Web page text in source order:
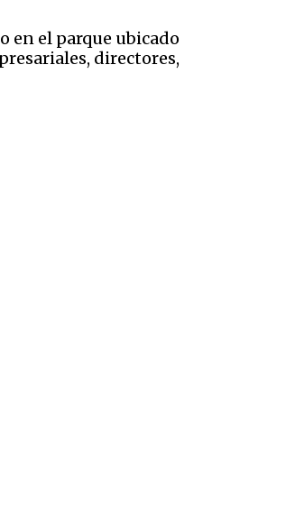
en el parque ubicado
directores,